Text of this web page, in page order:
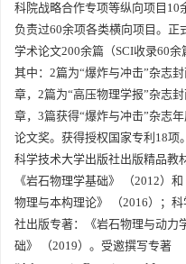
科院战略合作专项等纵向项目10
负责过60余项各类横向项目。正
学术论文200余篇（SCI收录60余
其中：2篇为“爆炸与冲击”杂志
章，2篇为“高压物理学报”杂志
章，3篇获得“爆炸与冲击”杂志
论文奖。获得授权国家专利18项
科学技术大学出版社出版精品教
《岩石物理学基础》 （2012）
物理与本构理论》 （2016）；科
社出版专著：《岩石物理与动力
础》 （2019）。受邀撰写专著